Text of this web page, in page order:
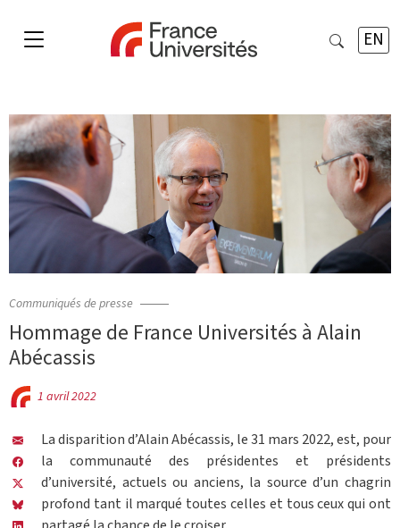
EN
Communiqués de presse
Hommage de France Universités à Alain
Abécassis
1 avril 2022
La disparition d’Alain Abécassis, le 31 mars 2022, est, pour
la communauté des présidentes et présidents
d’université, actuels ou anciens, la source d’un chagrin
profond tant il marqué toutes celles et tous ceux qui ont